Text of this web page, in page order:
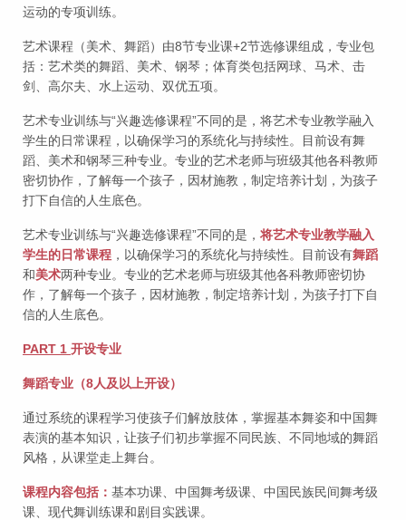
运动的专项训练。
艺术课程（美术、舞蹈）由8节专业课+2节选修课组成，专业包
括：艺术类的舞蹈、美术、钢琴；体育类包括网球、马术、击
剑、高尔夫、水上运动、双优五项。
艺术专业训练与“兴趣选修课程”不同的是，将艺术专业教学融入
学生的日常课程，以确保学习的系统化与持续性。目前设有舞
蹈、美术和钢琴三种专业。专业的艺术老师与班级其他各科教师
密切协作，了解每一个孩子，因材施教，制定培养计划，为孩子
打下自信的人生底色。
艺术专业训练与“兴趣选修课程”不同的是， 将艺术专业教学融入
学生的日常课程 ，以确保学习的系统化与持续性。目前设有舞蹈
和美术两种专业。专业的艺术老师与班级其他各科教师密切协
作，了解每一个孩子，因材施教，制定培养计划，为孩子打下自
信的人生底色。
PART 1 开设专业
舞蹈专业（8人及以上开设）
通过系统的课程学习使孩子们解放肢体，掌握基本舞姿和中国舞
表演的基本知识，让孩子们初步掌握不同民族、不同地域的舞蹈
风格，从课堂走上舞台。
课程内容包括： 基本功课、中国舞考级课、中国民族民间舞考级
课、现代舞训练课和剧目实践课。